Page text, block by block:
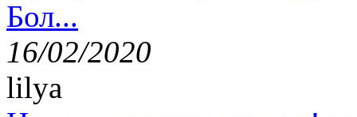
Бол...
16/02/2020
lilya